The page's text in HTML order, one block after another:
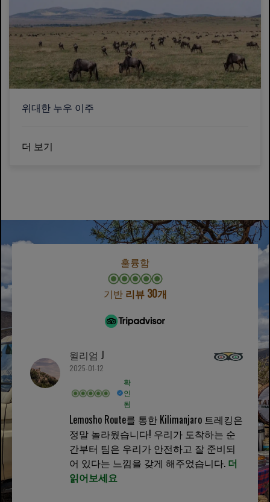
위대한 누우 이주
더 보기
훌륭함
기반 리뷰 30개
윌리엄 J
2025-01-12
확
인
됨
Lemosho Route를 통한 Kilimanjaro 트레킹은
정말 놀라웠습니다! 우리가 도착하는 순
간부터 팀은 우리가 안전하고 잘 준비되
어 있다는 느낌을 갖게 해주었습니다. 더
읽어보세요